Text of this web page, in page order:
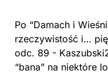
Po “Damach i
rzeczywistość i…
odc. 89 -
“bana” na niektóre